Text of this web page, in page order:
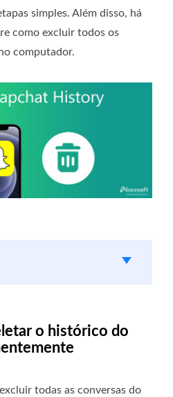
simples. Além disso, há
como excluir todos os
computador.
o histórico do
todas as conversas do